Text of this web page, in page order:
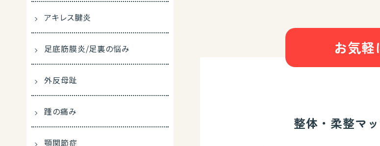
お気軽
整体・柔整マ
アキレス腱炎
足底筋膜炎/足裏の悩み
外反母趾
踵の痛み
顎関節症